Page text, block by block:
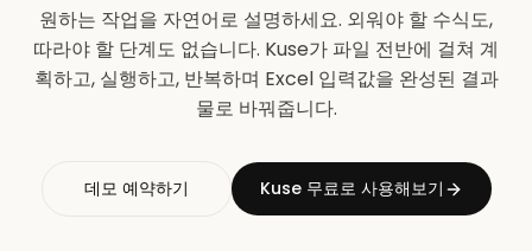
원하는 작업을 자연어로 설명하세요. 외워야 할 수식도,
따라야 할 단계도 없습니다. Kuse가 파일 전반에 걸쳐 계
획하고, 실행하고, 반복하며 Excel 입력값을 완성된 결과
물로 바꿔줍니다.
데모 예약하기 Kuse 무료로 사용해보기